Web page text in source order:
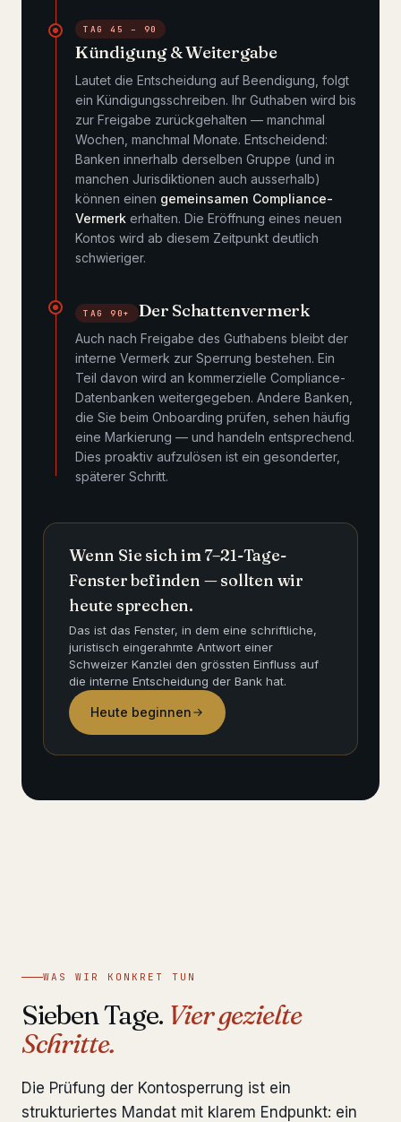
TAG 45 – 90
Kündigung & Weitergabe
Lautet die Entscheidung auf Beendigung, folgt
ein Kündigungsschreiben. Ihr Guthaben wird bis
zur Freigabe zurückgehalten — manchmal
Wochen, manchmal Monate. Entscheidend:
Banken innerhalb derselben Gruppe (und in
manchen Jurisdiktionen auch ausserhalb)
können einen gemeinsamen Compliance-
Vermerk erhalten. Die Eröffnung eines neuen
Kontos wird ab diesem Zeitpunkt deutlich
schwieriger.
TAG 90+ Der Schattenvermerk
Auch nach Freigabe des Guthabens bleibt der
interne Vermerk zur Sperrung bestehen. Ein
Teil davon wird an kommerzielle Compliance-
Datenbanken weitergegeben. Andere Banken,
die Sie beim Onboarding prüfen, sehen häufig
eine Markierung — und handeln entsprechend.
Dies proaktiv aufzulösen ist ein gesonderter,
späterer Schritt.
Wenn Sie sich im 7–21-Tage-
Fenster befinden — sollten wir
heute sprechen.
Das ist das Fenster, in dem eine schriftliche,
juristisch eingerahmte Antwort einer
Schweizer Kanzlei den grössten Einfluss auf
die interne Entscheidung der Bank hat.
Heute beginnen
WAS WIR KONKRET TUN
Sieben Tage. Vier gezielte
Schritte.
Die Prüfung der Kontosperrung ist ein
strukturiertes Mandat mit klarem Endpunkt: ein